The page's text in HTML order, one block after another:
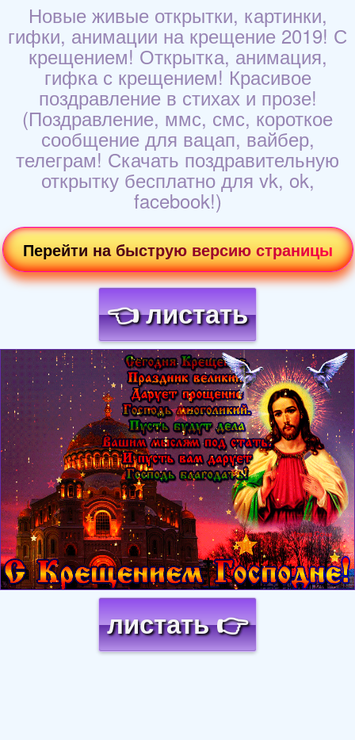
Новые живые открытки, картинки,
гифки, анимации на крещение 2019! С
крещением! Открытка, анимация,
гифка с крещением! Красивое
поздравление в стихах и прозе!
(Поздравление, ммс, смс, короткое
сообщение для вацап, вайбер,
телеграм! Скачать поздравительную
открытку бесплатно для vk, ok,
facebook!)
Перейти на быструю версию страницы
👈 листать
Загрузка картинки...
листать 👉